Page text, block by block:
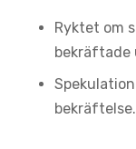
Ryktet om
bekräftade